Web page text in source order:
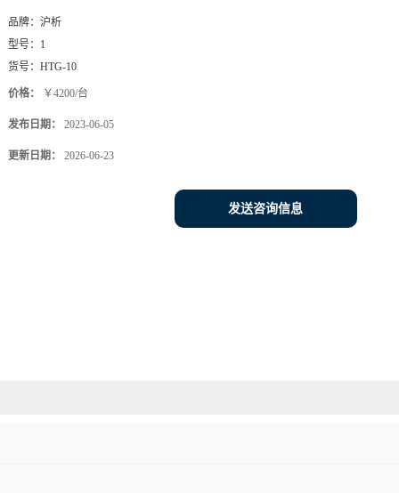
品牌： 沪析
型号： 1
货号： HTG-10
价格： ￥4200/台
发布日期： 2023-06-05
更新日期： 2026-06-23
发送咨询信息